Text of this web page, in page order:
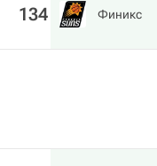
134 Финикс